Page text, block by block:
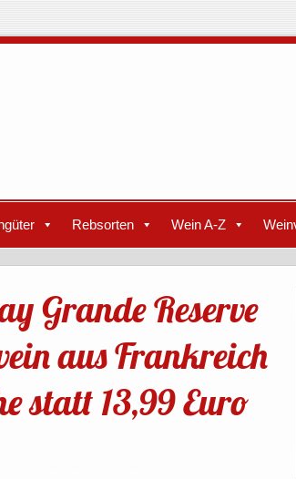
Rebsorten Wein A-Z
Grande Reserve
aus Frankreich
statt 13,99 Euro